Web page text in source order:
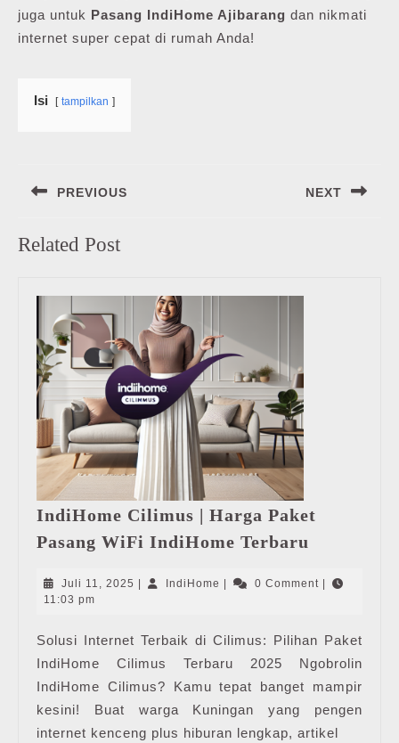
juga untuk Pasang IndiHome Ajibarang dan nikmati
internet super cepat di rumah Anda!
Isi tampilkan
pos
PREVIOUS
post:
NEXT
Related Post
IndiHome Cilimus | Harga Paket
Pasang WiFi IndiHome Terbaru
|
Pasang
WiFi
IndiHome
Terbaru
Juli 11, 2025 Juli
IndiHome IndiHome0 Comment
11:03 pm
Solusi Internet Terbaik di Cilimus: Pilihan Paket
IndiHome Cilimus Terbaru 2025 Ngobrolin
IndiHome Cilimus? Kamu tepat banget mampir
kesini! Buat warga Kuningan yang pengen
internet kenceng plus hiburan lengkap, artikel